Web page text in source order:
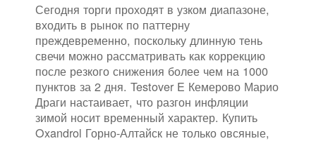
Сегодня торги проходят в узком диапазоне,
входить в рынок по паттерну
преждевременно, поскольку длинную тень
свечи можно рассматривать как коррекцию
после резкого снижения более чем на 1000
пунктов за 2 дня. Testover E Кемерово Марио
Драги настаивает, что разгон инфляции
зимой носит временный характер. Купить
Oxandrol Горно-Алтайск не только овсяные,